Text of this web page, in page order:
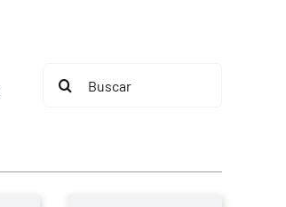
Buscar: